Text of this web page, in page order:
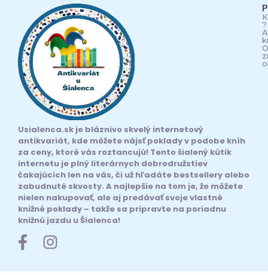
Usialenca.sk je bláznivo skvelý internetový
antikvariát, kde môžete nájsť poklady v podobe kníh
za ceny, ktoré vás roztancujú! Tento šialený kútik
internetu je plný literárnych dobrodružstiev
čakajúcich len na vás, či už hľadáte bestsellery alebo
zabudnuté skvosty. A najlepšie na tom je, že môžete
nielen nakupovať, ale aj predávať svoje vlastné
knižné poklady – takže sa pripravte na poriadnu
knižnú jazdu u Šialenca!
?